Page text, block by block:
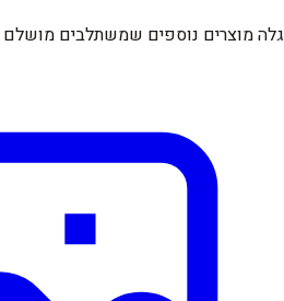
גלה מוצרים נוספים שמשתלבים